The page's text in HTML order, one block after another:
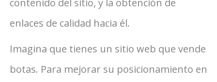
contenido del sitio, y la obtención de
enlaces de calidad hacia él.
Imagina que tienes un sitio web que vende
botas. Para mejorar su posicionamiento en